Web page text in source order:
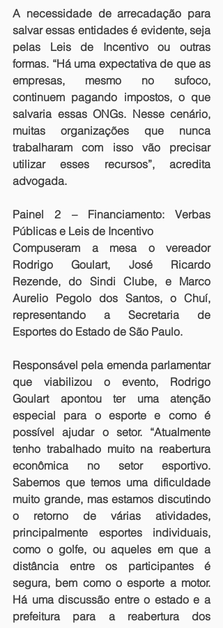
A necessidade de arrecadação para
salvar essas entidades é evidente, seja
pelas Leis de Incentivo ou outras
formas. “Há uma expectativa de que as
empresas, mesmo no sufoco,
continuem pagando impostos, o que
salvaria essas ONGs. Nesse cenário,
muitas organizações que nunca
trabalharam com isso vão precisar
utilizar esses recursos”, acredita
advogada.
Painel 2 – Financiamento: Verbas
Públicas e Leis de Incentivo
Compuseram a mesa o vereador
Rodrigo Goulart, José Ricardo
Rezende, do Sindi Clube, e Marco
Aurelio Pegolo dos Santos, o Chuí,
representando a Secretaria de
Esportes do Estado de São Paulo.
Responsável pela emenda parlamentar
que viabilizou o evento, Rodrigo
Goulart apontou ter uma atenção
especial para o esporte e como é
possível ajudar o setor. “Atualmente
tenho trabalhado muito na reabertura
econômica no setor esportivo.
Sabemos que temos uma dificuldade
muito grande, mas estamos discutindo
o retorno de várias atividades,
principalmente esportes individuais,
como o golfe, ou aqueles em que a
distância entre os participantes é
segura, bem como o esporte a motor.
Há uma discussão entre o estado e a
prefeitura para a reabertura dos